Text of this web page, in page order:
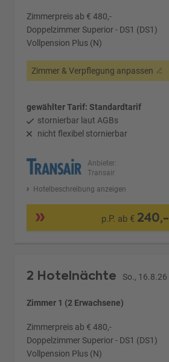
Zimmerpreis ab € 480,-
Doppelzimmer Superior - DS1 (DS1)
Vollpension Plus (N)
Zimmer & Verpflegung anpassen
gewählter Tarif: Standardtarif
stornierbar laut AGBs
nicht flexibel stornierbar
Anbieter:
Transair
Hotelbeschreibung anzeigen
p.P. ab € 240,-
2 Hotelnächte So., 16.8.26
Zimmer 1 (2 Erwachsene)
Zimmerpreis ab € 480,-
Doppelzimmer Superior - DS1 (DS1)
Vollpension Plus (N)